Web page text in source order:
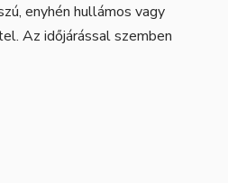
enyhén hullámos vagy
Az időjárással szemben